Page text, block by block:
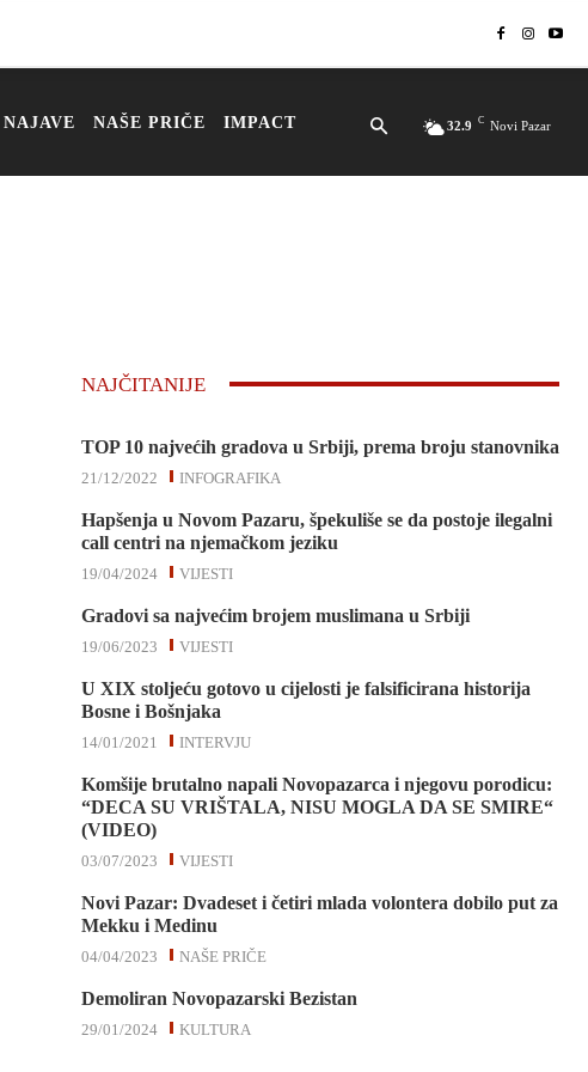
NAJAVE NAŠE PRIČE IMPACT 32.9 C Novi Pazar
NAJČITANIJE
TOP 10 najvećih gradova u Srbiji, prema broju stanovnika
INFOGRAFIKA
21/12/2022
Hapšenja u Novom Pazaru, špekuliše se da postoje ilegalni
call centri na njemačkom jeziku
VIJESTI
19/04/2024
Gradovi sa najvećim brojem muslimana u Srbiji
VIJESTI
19/06/2023
U XIX stoljeću gotovo u cijelosti je falsificirana historija
Bosne i Bošnjaka
INTERVJU
14/01/2021
Komšije brutalno napali Novopazarca i njegovu porodicu:
“DECA SU VRIŠTALA, NISU MOGLA DA SE SMIRE“
(VIDEO)
VIJESTI
03/07/2023
Novi Pazar: Dvadeset i četiri mlada volontera dobilo put za
Mekku i Medinu
NAŠE PRIČE
04/04/2023
Demoliran Novopazarski Bezistan
KULTURA
29/01/2024